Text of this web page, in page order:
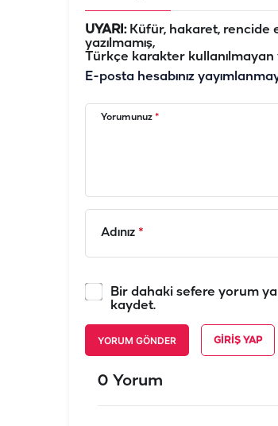
UYARI:Küfür, hakaret, rencide
yazılmamış,
Türkçe karakter kullanılmayan
E-posta hesabınız
Yorumunuz *
Adınız *
Bir dahaki sefere yorum
kaydet.
YORUM GÖNDER GIRIŞ YAP
0 Yorum